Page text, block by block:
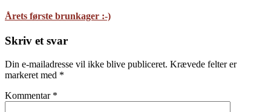
Årets første brunkager :-)
Skriv et svar
Din e-mailadresse vil ikke blive publiceret. Krævede felter er
markeret med *
Kommentar *